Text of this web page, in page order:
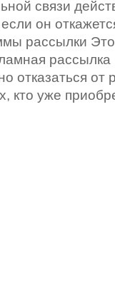
связи
он
рассылки
рассылка
отказаться от
кто уже